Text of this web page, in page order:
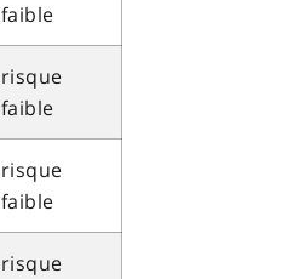
faible
risque
faible
risque
faible
risque